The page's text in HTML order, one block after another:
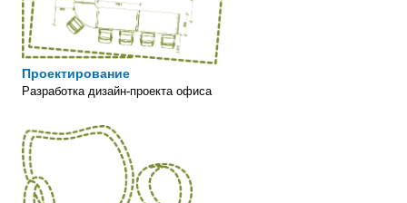
Механизм качания
Мультиблок со слайдером
Пятилучье
Ролики
Противооткатные, 60мм с полиуретановым ободком
Экокожа MPES - Темно - Коричневый
Материал обивки сиденья
Экокожа MPES - Темно - Коричневый
Проектирование
Разработка дизайн-проекта офиса